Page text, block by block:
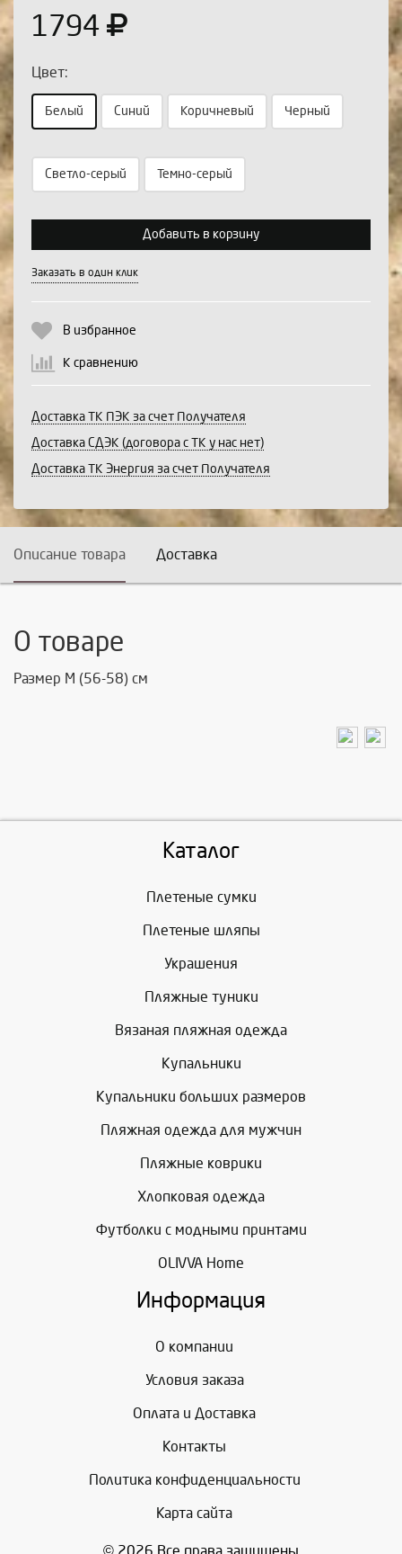
1794
Цвет:
Белый Синий Коричневый Черный
Светло-серый Темно-серый
Выберите количество:
Продолжить
Добавить в корзину
Заказать в один клик
В избранное
К сравнению
Доставка ТК ПЭК за счет Получателя
Доставка СДЭК (договора с ТК у нас нет)
Доставка ТК Энергия за счет Получателя
Описание товара Доставка
О товаре
Размер М (56-58) см
Каталог
Плетеные сумки
Плетеные шляпы
Украшения
Пляжные туники
Вязаная пляжная одежда
Купальники
Купальники больших размеров
Пляжная одежда для мужчин
Пляжные коврики
Хлопковая одежда
Футболки с модными принтами
OLIVVA Home
Информация
О компании
Условия заказа
Оплата и Доставка
Контакты
Политика конфиденциальности
Карта сайта